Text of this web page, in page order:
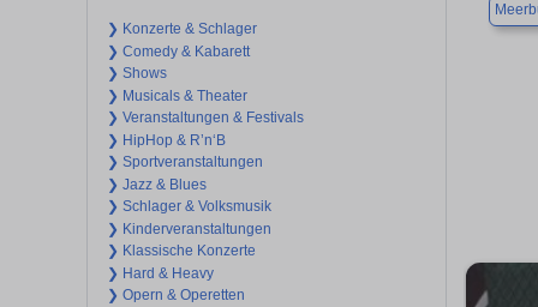
❯ Konzerte & Schlager
❯ Comedy & Kabarett
❯ Shows
❯ Musicals & Theater
❯ Veranstaltungen & Festivals
❯ HipHop & R’n‘B
❯ Sportveranstaltungen
❯ Jazz & Blues
❯ Schlager & Volksmusik
❯ Kinderveranstaltungen
❯ Klassische Konzerte
❯ Hard & Heavy
❯ Opern & Operetten